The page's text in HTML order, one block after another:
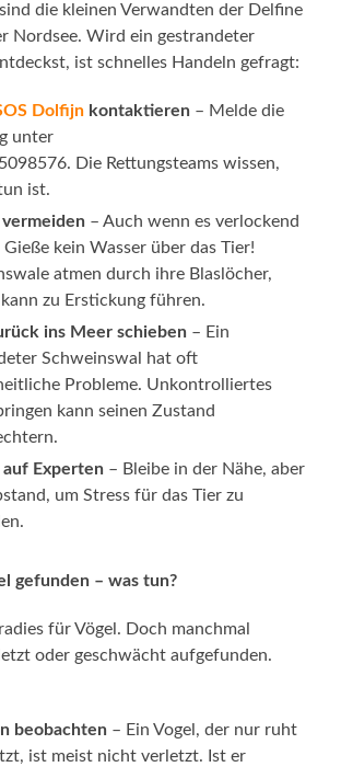
die kleinen Verwandten der Delfine
Nordsee. Wird ein gestrandeter
ist schnelles Handeln gefragt:
Dolfijn kontaktieren – Melde die
unter
Die Rettungsteams wissen,
ist.
vermeiden – Auch wenn es verlockend
kein Wasser über das Tier!
atmen durch ihre Blaslöcher,
zu Erstickung führen.
ins Meer schieben – Ein
Schweinswal hat oft
Probleme. Unkontrolliertes
kann seinen Zustand
Experten – Bleibe in der Nähe, aber
um Stress für das Tier zu
gefunden – was tun?
für Vögel. Doch manchmal
oder geschwächt aufgefunden.
beobachten – Ein Vogel, der nur ruht
ist meist nicht verletzt. Ist er